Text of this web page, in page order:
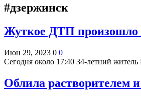
#дзержинск
Жуткое ДТП произошло
Июн 29, 2023 0 0
Сегодня около 17:40 34-летний
Облила растворителем